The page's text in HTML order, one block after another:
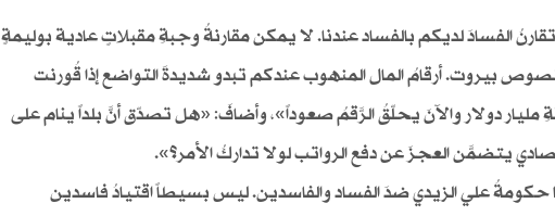
الفسادَ لديكم بالفساد عندنا. لا يمكن مقارنةُ وجبةِ مقبلاتٍ عادية بوليمةٍ
بيروت. أرقامُ المال المنهوب عندكم تبدو شديدةَ التواضع إذا قُورنت
مليار دولار والآنَ يحلّقُ الرَّقمُ صعوداً»، وأضافَ: «هل تصدّق أنَّ بلداً ينام على
يتضمَّن العجزَ عن دفع الرواتب لولا تداركُ الأمر؟».
حكومةُ علي الزيدي ضدَ الفساد والفاسدين. ليس بسيطاً اقتيادُ فاسدين